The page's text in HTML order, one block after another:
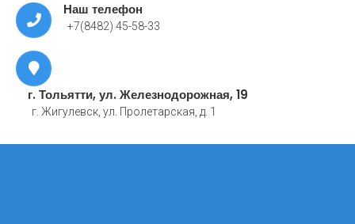
Наш телефон
+7(8482) 45-58-33
г. Тольятти, ул. Железнодорожная, 19
г. Жигулевск, ул. Пролетарская, д. 1